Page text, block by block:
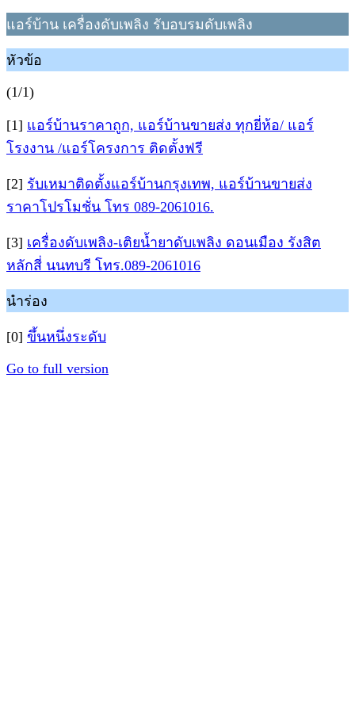
แอร์บ้าน เครื่องดับเพลิง รับอบรมดับเพลิง
หัวข้อ
(1/1)
[1] แอร์บ้านราคาถูก, แอร์บ้านขายส่ง ทุกยี่ห้อ/ แอร์
โรงงาน /แอร์โครงการ ติดตั้งฟรี
[2] รับเหมาติดตั้งแอร์บ้านกรุงเทพ, แอร์บ้านขายส่ง
ราคาโปรโมชั่น โทร 089-2061016.
[3] เครื่องดับเพลิง-เติยน้ำยาดับเพลิง ดอนเมือง รังสิต
หลักสี่ นนทบรี โทร.089-2061016
นำร่อง
[0] ขึ้นหนึ่งระดับ
Go to full version